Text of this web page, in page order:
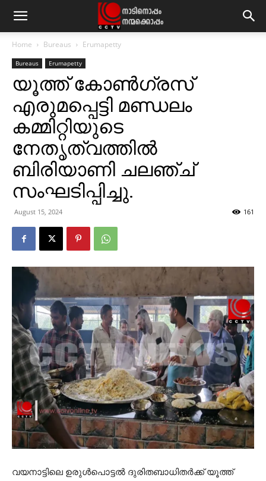
Home Bureaus Erumapetty
Bureaus Erumapetty
യൂത്ത് കോണ്‍ഗ്രസ്
എരുമപ്പെട്ടി മണ്ഡലം
കമ്മിറ്റിയുടെ
നേതൃത്വത്തില്‍
ബിരിയാണി ചലഞ്ച്
സംഘടിപ്പിച്ചു.
August 15, 2024 161
വയനാട്ടിലെ ഉരുള്‍പൊട്ടല്‍ ദുരിതബാധിതര്‍ക്ക് യൂത്ത്